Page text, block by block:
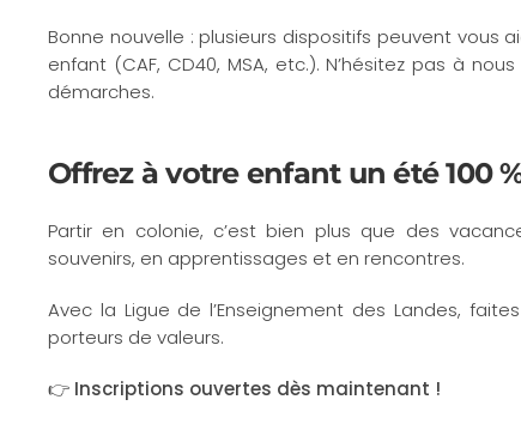
Bonne nouvelle : plusieurs dispositifs peuvent
enfant (CAF, CD40, MSA, etc.). N’hésitez pas à
démarches.
Offrez à votre enfant un été 100
Partir en colonie, c’est bien plus que des
souvenirs, en apprentissages et en rencontres.
Avec la Ligue de l’Enseignement des Landes,
porteurs de valeurs.
👉 Inscriptions ouvertes dès maintenant !